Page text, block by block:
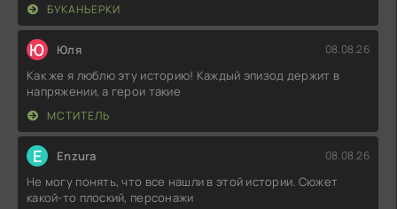
БУКАНЬЕРКИ
Ю Юля 08.08.26
Как же я люблю эту историю! Каждый эпизод держит в
напряжении, а герои такие
МСТИТЕЛЬ
E Enzura 08.08.26
Не могу понять, что все нашли в этой истории. Сюжет
какой-то плоский, персонажи